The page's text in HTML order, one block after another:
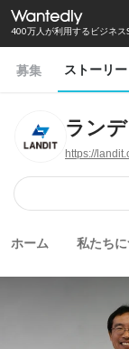
400万人が利用するビジネス
募集 ストーリー
ラン
https://
ホーム 私たち